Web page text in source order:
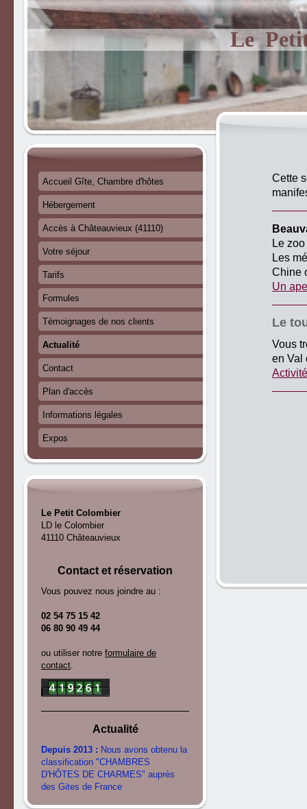
Le
Cette
Le
Les
Chine
Un
Le
Vous
en Val
Accueil Gîte, Chambre d'hôtes
Hébergement
Accès à Châteauvieux (41110)
Votre séjour
Tarifs
Formules
Témoignages de nos clients
Actualité
Contact
Plan d'accès
Informations légales
Expos
Le Petit Colombier
LD le Colombier
41110 Châteauvieux
Contact et réservation
Vous pouvez nous joindre au :
02 54 75 15 42
06 80 90 49 44
ou utiliser notre formulaire de
contact.
Actualité
Depuis 2013 : Nous avons obtenu la
classification "CHAMBRES
D'HÔTES DE CHARMES" auprès
des Gites de France